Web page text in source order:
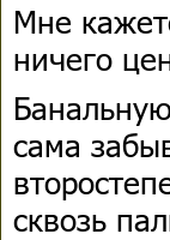
Мне
ничего
сама
сквозь